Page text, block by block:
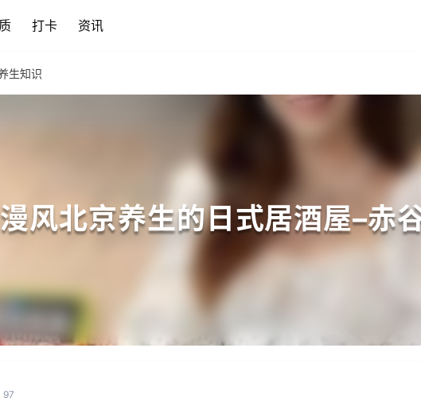
打卡 资讯
生知识
风北京养生的日式居酒屋–赤
97